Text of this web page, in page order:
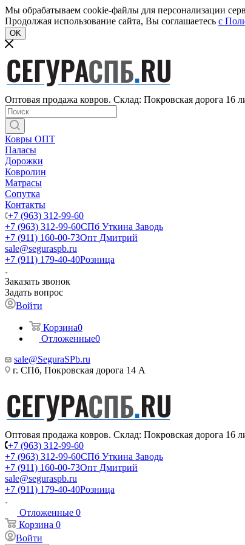
Мы обрабатываем cookie-файлы для персонализации
Продолжая использование сайта, Вы соглашаетесь c
OK
Оптовая продажа ковров. Склад: Покровская дорога 16
Ковры ОПТ
Паласы
Дорожки
Ковролин
Матрасы
Сопутка
Контакты
+7 (963) 312-99-60
+7 (963) 312-99-60СПб Уткина Заводь
+7 (911) 160-00-73Опт Дмитрий
sale@seguraspb.ru
+7 (911) 179-40-40Розница
Заказать звонок
Задать вопрос
Войти
Корзина0
Отложенные0
sale@SeguraSPb.ru
г. СПб, Покровская дорога 14 А
Оптовая продажа ковров. Склад: Покровская дорога 16
+7 (963) 312-99-60
+7 (963) 312-99-60СПб Уткина Заводь
+7 (911) 160-00-73Опт Дмитрий
sale@seguraspb.ru
+7 (911) 179-40-40Розница
Отложенные 0
Корзина 0
Войти